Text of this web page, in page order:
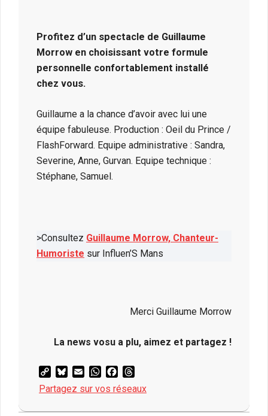
Profitez d’un spectacle de Guillaume
Morrow en choisissant votre formule
personnelle confortablement installé
chez vous.
Guillaume a la chance d’avoir avec lui une
équipe fabuleuse. Production : Oeil du Prince /
FlashForward. Equipe administrative : Sandra,
Severine, Anne, Gurvan. Equipe technique :
Stéphane, Samuel.
>Consultez Guillaume Morrow, Chanteur-
Humoriste sur Influen’S Mans
Merci Guillaume Morrow
La news vosu a plu, aimez et partagez !
Copy
Link
Bluesky
Email WhatsAppFacebook
Partagez sur vos réseaux
2020-